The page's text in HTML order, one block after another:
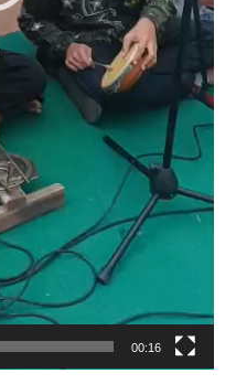
00:16